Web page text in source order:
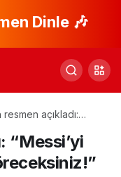
Dinle 🎶
açıkladı:
göreceksiniz!”
“Messi’yi
Paylaş